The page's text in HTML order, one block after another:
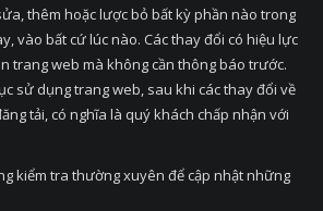
thêm hoặc lược bỏ bất kỳ phần nào trong
vào bất cứ lúc nào. Các thay đổi có hiệu lực
trang web mà không cần thông báo trước.
sử dụng trang web, sau khi các thay đổi về
tải, có nghĩa là quý khách chấp nhận với
kiểm tra thường xuyên để cập nhật những